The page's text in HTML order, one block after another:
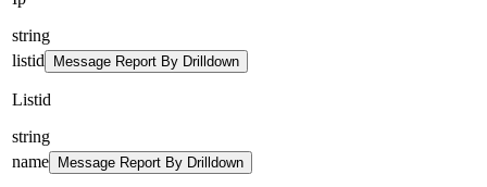
string
listid
Message Report By Drilldown
Listid
string
name
Message Report By Drilldown